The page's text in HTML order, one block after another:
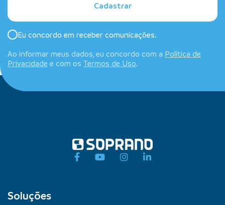
Cadastrar
Eu concordo em receber comunicações.
Ao informar meus dados, eu concordo com a Política de
Privacidade e com os Termos de Uso.
Soluções